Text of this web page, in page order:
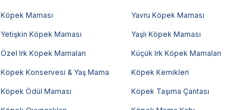
Köpek Maması Yavru Köpek Maması
Yetişkin Köpek Maması Yaşlı Köpek Maması
Özel Irk Köpek Mamaları Küçük Irk Köpek Mamaları
Köpek Konservesi & Yaş Mama Köpek Kemikleri
Köpek Ödül Maması Köpek Taşıma Çantası